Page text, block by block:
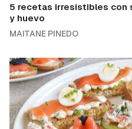
5 recetas irresistibles con
y huevo
MAITANE PINEDO